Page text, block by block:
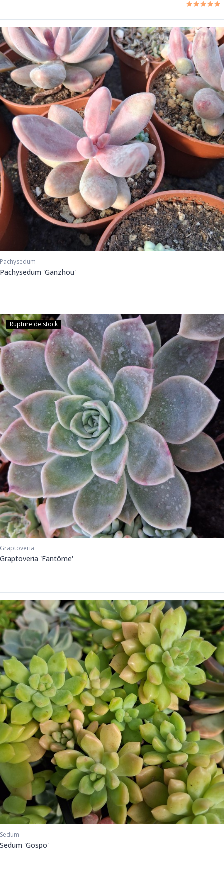
Pachysedum
Pachysedum 'Ganzhou'
Rupture de stock
Graptoveria
Graptoveria 'Fantôme'
Sedum
Sedum 'Gospo'